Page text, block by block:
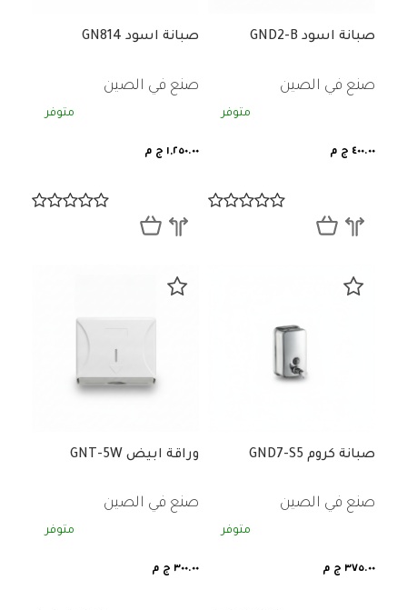
صبانة اسود GND2-B
صنع في الصين
متوفر
٤٠٠.٠٠ ج م
صبانة اسود GN814
صنع في الصين
متوفر
١,٢٥٠.٠٠ ج م
صبانة كروم GND7-S5
صنع في الصين
متوفر
٣٧٥.٠٠ ج م
وراقة ابيض GNT-5W
صنع في الصين
متوفر
٣٠٠.٠٠ ج م